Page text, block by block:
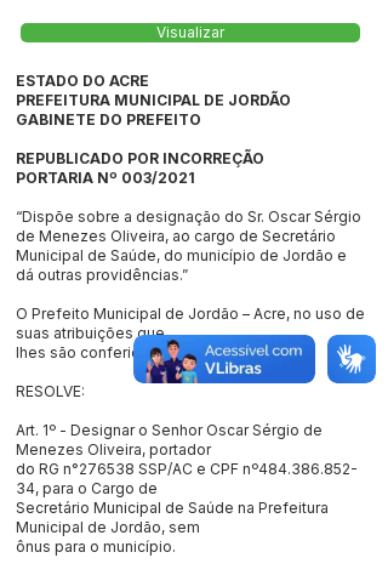
Visualizar
ESTADO DO ACRE
PREFEITURA MUNICIPAL DE JORDÃO
GABINETE DO PREFEITO
REPUBLICADO POR INCORREÇÃO
PORTARIA Nº 003/2021
“Dispõe sobre a designação do Sr. Oscar Sérgio
de Menezes Oliveira, ao cargo de Secretário
Municipal de Saúde, do município de Jordão e
dá outras providências.”
O Prefeito Municipal de Jordão – Acre, no uso de
suas atribuições que
lhes são conferidas por Lei.
RESOLVE:
Art. 1º - Designar o Senhor Oscar Sérgio de
Menezes Oliveira, portador
do RG n°276538 SSP/AC e CPF nº484.386.852-
34, para o Cargo de
Secretário Municipal de Saúde na Prefeitura
Municipal de Jordão, sem
ônus para o município.